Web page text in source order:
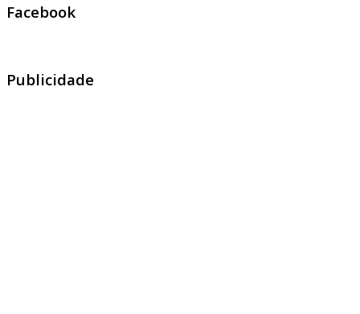
Facebook
Publicidade